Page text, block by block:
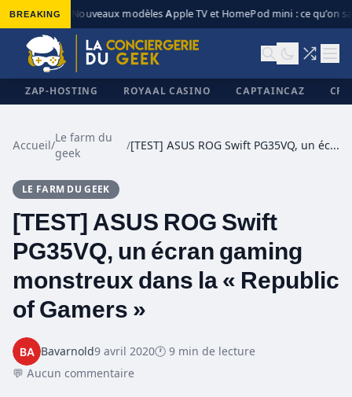
BREAKING
◆ Nouveaux modèles Apple TV et HomePod mini : ce qu’on sait
ZAP-HOSTING ROYAAL CASINO CAPTAINCAZ
Accueil/
Le farm du
geek
/ [TEST] ASUS ROG Swift PG35VQ, un écran gaming monstreux dans la « Republic of Gamers »
LE FARM DU GEEK
[TEST] ASUS ROG Swift
PG35VQ, un écran gaming
monstreux dans la « Republic
of Gamers »
Bavarnold9 avril 2020🕐 9 min de lecture
💬 Aucun commentaire